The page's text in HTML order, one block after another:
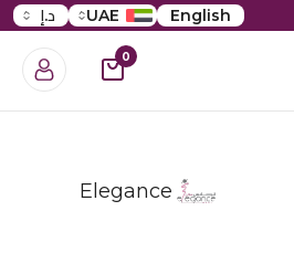
English
UAE د.إ
0
Elegance